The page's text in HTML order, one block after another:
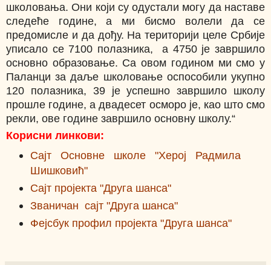
школовања. Они који су одустали могу да наставе
следеће године, а ми бисмо волели да се
предомисле и да дођу. На територији целе Србије
уписало се 7100 полазника, а 4750 је завршило
основно образовање. Са овом годином ми смо у
Паланци за даље школовање оспособили укупно
120 полазника, 39 је успешно завршило школу
прошле године, а двадесет осморо је, као што смо
рекли, ове године завршило основну школу.“
Корисни линкови:
Сајт Основне школе "Херој Радмила
Шишковић"
Сајт пројекта "Друга шанса"
Званичан сајт "Друга шанса"
Фејсбук профил пројекта "Друга шанса"